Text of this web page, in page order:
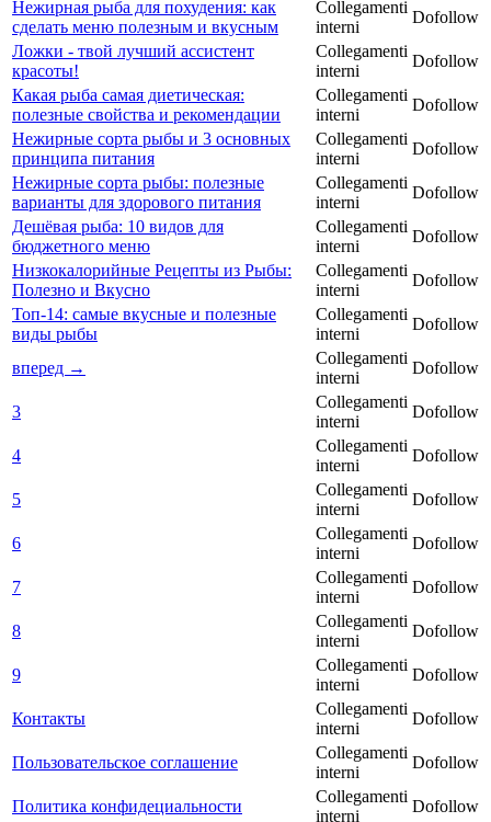
Нежирная рыба для похудения: как
сделать меню полезным и вкусным
Collegamenti
interni
Dofollow
Ложки - твой лучший ассистент
красоты!
Collegamenti
interni
Dofollow
Какая рыба самая диетическая:
полезные свойства и рекомендации
Collegamenti
interni
Dofollow
Нежирные сорта рыбы и 3 основных
принципа питания
Collegamenti
interni
Dofollow
Нежирные сорта рыбы: полезные
варианты для здорового питания
Collegamenti
interni
Dofollow
Дешёвая рыба: 10 видов для
бюджетного меню
Collegamenti
interni
Dofollow
Низкокалорийные Рецепты из Рыбы:
Полезно и Вкусно
Collegamenti
interni
Dofollow
Топ-14: самые вкусные и полезные
виды рыбы
Collegamenti
interni
Dofollow
вперед →
Collegamenti
interni
Dofollow
3
Collegamenti
interni
Dofollow
4
Collegamenti
interni
Dofollow
5
Collegamenti
interni
Dofollow
6
Collegamenti
interni
Dofollow
7
Collegamenti
interni
Dofollow
8
Collegamenti
interni
Dofollow
9
Collegamenti
interni
Dofollow
Контакты
Collegamenti
interni
Dofollow
Пользовательское соглашение
Collegamenti
interni
Dofollow
Политика конфидециальности
Collegamenti
interni
Dofollow